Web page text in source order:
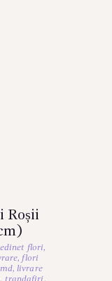
Roșii
edinet flori,
, flori
,livrare